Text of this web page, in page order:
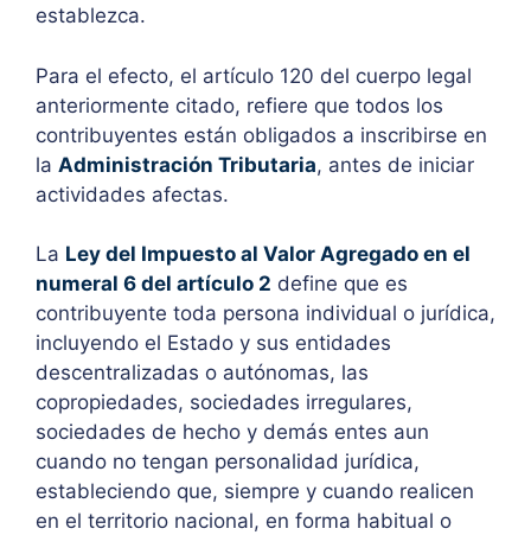
establezca.
Para el efecto, el artículo 120 del cuerpo legal
anteriormente citado, refiere que todos los
contribuyentes están obligados a inscribirse en
la Administración Tributaria, antes de iniciar
actividades afectas.
La Ley del Impuesto al Valor Agregado en el
numeral 6 del artículo 2 define que es
contribuyente toda persona individual o jurídica,
incluyendo el Estado y sus entidades
descentralizadas o autónomas, las
copropiedades, sociedades irregulares,
sociedades de hecho y demás entes aun
cuando no tengan personalidad jurídica,
estableciendo que, siempre y cuando realicen
en el territorio nacional, en forma habitual o